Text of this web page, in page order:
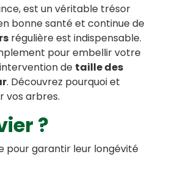
est un véritable trésor
bonne santé et continue de
régulière est indispensable.
pour embellir votre
de taille des
. Découvrez pourquoi et
vos arbres.
?
pour garantir leur longévité